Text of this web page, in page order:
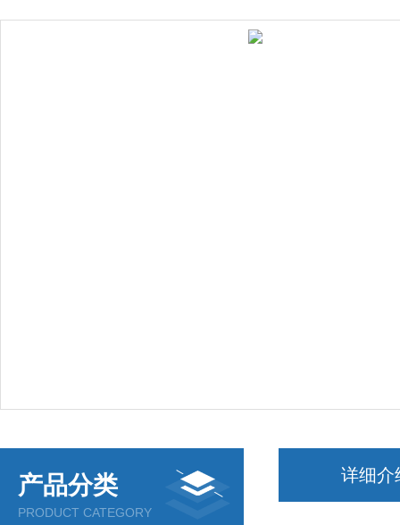
产品分类
PRODUCT CATEGORY
详细介